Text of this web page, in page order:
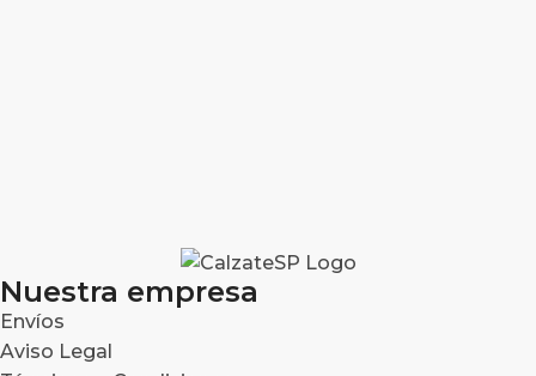
Nuestra empresa
Envíos
Aviso Legal